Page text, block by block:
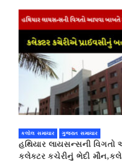
કલોલ સમાચાર ગુજરાત સમાચાર
હથિયાર લાયસન્સની વિગતો
કલેક્ટર કચેરીનું ભેદી